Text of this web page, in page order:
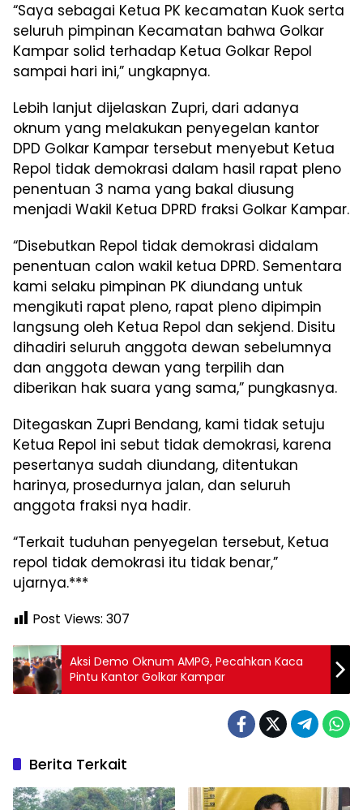
“Saya sebagai Ketua PK kecamatan Kuok serta
seluruh pimpinan Kecamatan bahwa Golkar
Kampar solid terhadap Ketua Golkar Repol
sampai hari ini,” ungkapnya.
Lebih lanjut dijelaskan Zupri, dari adanya
oknum yang melakukan penyegelan kantor
DPD Golkar Kampar tersebut menyebut Ketua
Repol tidak demokrasi dalam hasil rapat pleno
penentuan 3 nama yang bakal diusung
menjadi Wakil Ketua DPRD fraksi Golkar Kampar.
“Disebutkan Repol tidak demokrasi didalam
penentuan calon wakil ketua DPRD. Sementara
kami selaku pimpinan PK diundang untuk
mengikuti rapat pleno, rapat pleno dipimpin
langsung oleh Ketua Repol dan sekjend. Disitu
dihadiri seluruh anggota dewan sebelumnya
dan anggota dewan yang terpilih dan
diberikan hak suara yang sama,” pungkasnya.
Ditegaskan Zupri Bendang, kami tidak setuju
Ketua Repol ini sebut tidak demokrasi, karena
pesertanya sudah diundang, ditentukan
harinya, prosedurnya jalan, dan seluruh
anggota fraksi nya hadir.
“Terkait tuduhan penyegelan tersebut, Ketua
repol tidak demokrasi itu tidak benar,”
ujarnya.***
Post Views: 307
Aksi Demo Oknum AMPG, Pecahkan Kaca
Pintu Kantor Golkar Kampar
Berita Terkait